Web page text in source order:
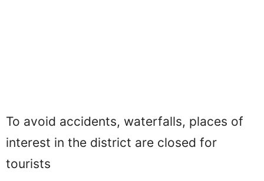
To avoid accidents, waterfalls, places of
interest in the district are closed for
tourists